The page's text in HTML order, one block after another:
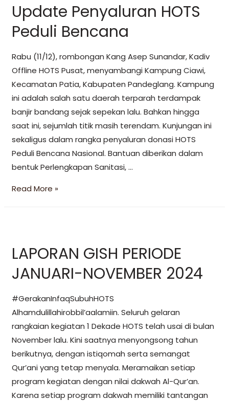
Update Penyaluran HOTS
Peduli Bencana
Rabu (11/12), rombongan Kang Asep Sunandar, Kadiv
Offline HOTS Pusat, menyambangi Kampung Ciawi,
Kecamatan Patia, Kabupaten Pandeglang. Kampung
ini adalah salah satu daerah terparah terdampak
banjir bandang sejak sepekan lalu. Bahkan hingga
saat ini, sejumlah titik masih terendam. Kunjungan ini
sekaligus dalam rangka penyaluran donasi HOTS
Peduli Bencana Nasional. Bantuan diberikan dalam
bentuk Perlengkapan Sanitasi, …
Read More »
LAPORAN GISH PERIODE
JANUARI-NOVEMBER 2024
#GerakanInfaqSubuhHOTS
Alhamdulillahirobbil’aalamiin. Seluruh gelaran
rangkaian kegiatan 1 Dekade HOTS telah usai di bulan
November lalu. Kini saatnya menyongsong tahun
berikutnya, dengan istiqomah serta semangat
Qur’ani yang tetap menyala. Meramaikan setiap
program kegiatan dengan nilai dakwah Al-Qur’an.
Karena setiap program dakwah memiliki tantangan